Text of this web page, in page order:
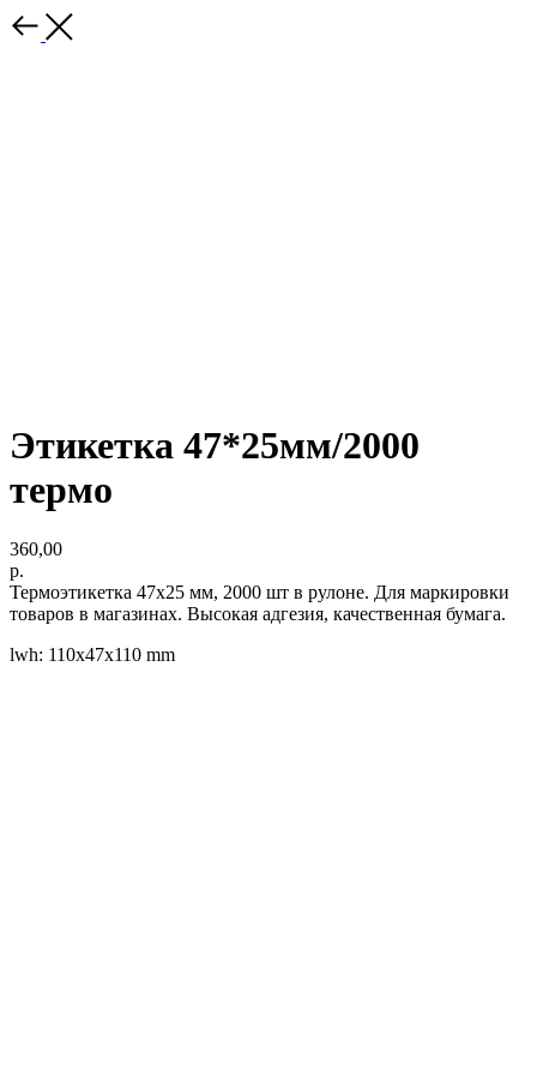
Этикетка 47*25мм/2000
термо
360,00
р.
Термоэтикетка 47x25 мм, 2000 шт в рулоне. Для маркировки
товаров в магазинах. Высокая адгезия, качественная бумага.
lwh: 110x47x110 mm